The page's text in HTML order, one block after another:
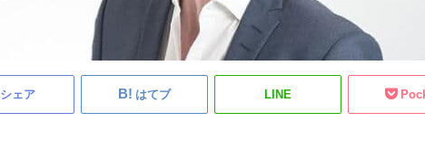
シェア はてブ LINE